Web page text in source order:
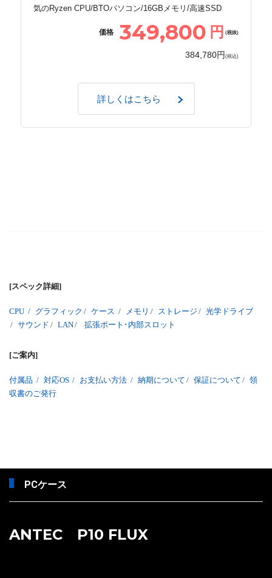
気のRyzen CPU/BTOパソコン/16GBメモリ/高速SSD
価格 349,800 円 (税抜)
384,780円 (税込)
詳しくはこちら
[スペック詳細]
CPU / グラフィック / ケース / メモリ / ストレージ / 光学ドライブ
/ サウンド / LAN/ 拡張ポート･内部スロット
[ご案内]
付属品 / 対応OS / お支払い方法 / 納期について / 保証について / 領
収書のご発行
PCケース
ANTEC P10 FLUX